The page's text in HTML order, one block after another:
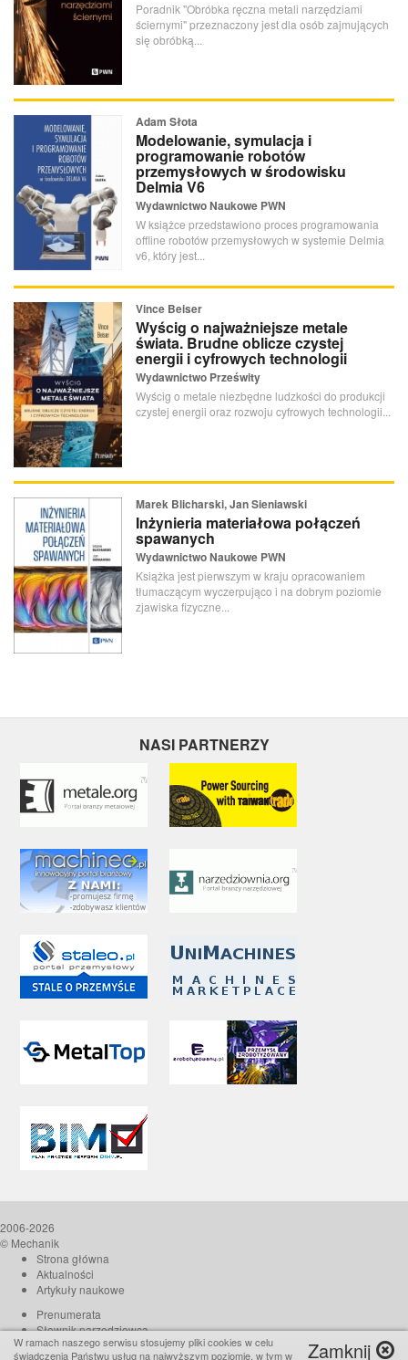
Poradnik "Obróbka ręczna metali narzędziami
ściernymi" przeznaczony jest dla osób zajmujących
się obróbką...
Adam Słota
Modelowanie, symulacja i
programowanie robotów
przemysłowych w środowisku
Delmia V6
Wydawnictwo Naukowe PWN
W książce przedstawiono proces programowania
offline robotów przemysłowych w systemie Delmia
v6, który jest...
Vince Beiser
Wyścig o najważniejsze metale
świata. Brudne oblicze czystej
energii i cyfrowych technologii
Wydawnictwo Prześwity
Wyścig o metale niezbędne ludzkości do produkcji
czystej energii oraz rozwoju cyfrowych technologii...
Marek Blicharski, Jan Sieniawski
Inżynieria materiałowa połączeń
spawanych
Wydawnictwo Naukowe PWN
Książka jest pierwszym w kraju opracowaniem
tłumaczącym wyczerpująco i na dobrym poziomie
zjawiska fizyczne...
NASI PARTNERZY
2006-2026
© Mechanik
Strona główna
Aktualności
Artykuły naukowe
Prenumerata
Słownik narzędziowca
O czasopiśmie
Zamknij
W ramach naszego serwisu stosujemy pliki cookies w celu
świadczenia Państwu usług na najwyższym poziomie, w tym w